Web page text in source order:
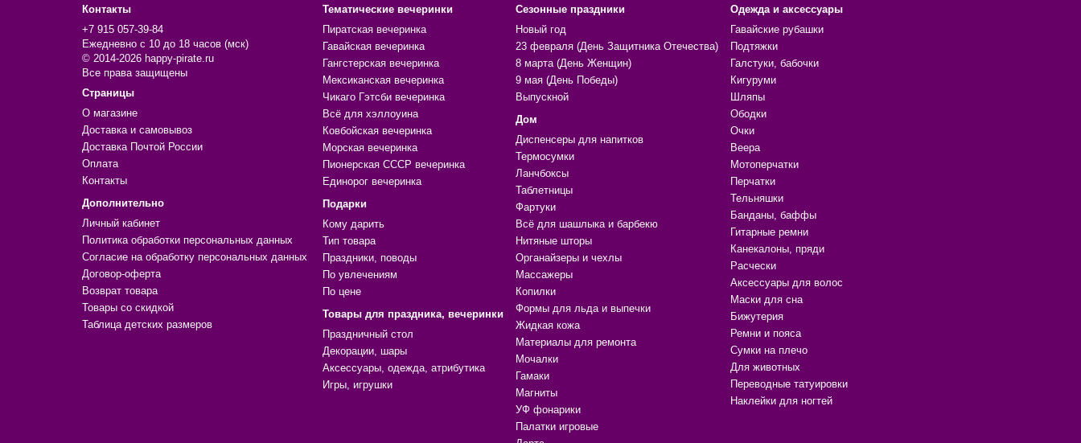
Контакты
+7 915 057-39-84
Ежедневно с 10 до 18 часов (мск)
© 2014-2026 happy-pirate.ru
Все права защищены
Страницы
О магазине
Доставка и самовывоз
Доставка Почтой России
Оплата
Контакты
Дополнительно
Личный кабинет
Политика обработки персональных данных
Согласие на обработку персональных данных
Договор-оферта
Возврат товара
Товары со скидкой
Таблица детских размеров
Тематические вечеринки
Пиратская вечеринка
Гавайская вечеринка
Гангстерская вечеринка
Мексиканская вечеринка
Чикаго Гэтсби вечеринка
Всё для хэллоуина
Ковбойская вечеринка
Морская вечеринка
Пионерская СССР вечеринка
Единорог вечеринка
Подарки
Кому дарить
Тип товара
Праздники, поводы
По увлечениям
По цене
Товары для праздника, вечеринки
Праздничный стол
Декорации, шары
Аксессуары, одежда, атрибутика
Игры, игрушки
Сезонные праздники
Новый год
23 февраля (День Защитника Отечества)
8 марта (День Женщин)
9 мая (День Победы)
Выпускной
Дом
Диспенсеры для напитков
Термосумки
Ланчбоксы
Таблетницы
Фартуки
Всё для шашлыка и барбекю
Нитяные шторы
Органайзеры и чехлы
Массажеры
Копилки
Формы для льда и выпечки
Жидкая кожа
Материалы для ремонта
Мочалки
Гамаки
Магниты
УФ фонарики
Палатки игровые
Одежда и аксессуары
Гавайские рубашки
Подтяжки
Галстуки, бабочки
Кигуруми
Шляпы
Ободки
Очки
Веера
Мотоперчатки
Перчатки
Тельняшки
Банданы, баффы
Гитарные ремни
Канекалоны, пряди
Расчески
Аксессуары для волос
Маски для сна
Бижутерия
Ремни и пояса
Сумки на плечо
Для животных
Переводные татуировки
Наклейки для ногтей